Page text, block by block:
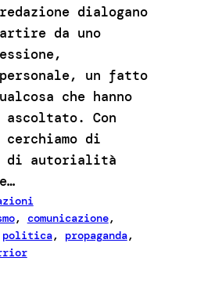
dialogano
da uno
personale, un fatto
che hanno
Con
di
di autorialità
, comunicazione
politica, propaganda